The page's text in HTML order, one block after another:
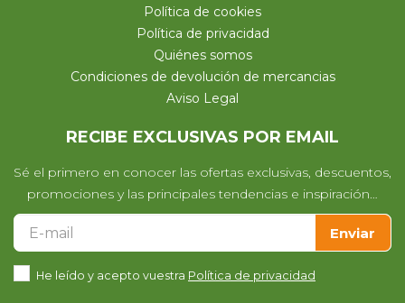
Política de cookies
Política de privacidad
Quiénes somos
Condiciones de devolución de mercancias
Aviso Legal
RECIBE EXCLUSIVAS POR EMAIL
Sé el primero en conocer las ofertas exclusivas, descuentos,
promociones y las principales tendencias e inspiración…
Enviar
He leído y acepto vuestra Política de privacidad